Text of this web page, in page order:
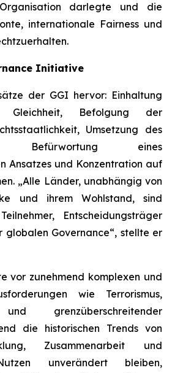
darlegte und die
internationale Fairness und
Initiative
der GGI hervor: Einhaltung
Gleichheit, Befolgung der
Umsetzung des
Befürwortung eines
Ansatzes und Konzentration auf
„Alle Länder, unabhängig von
und ihrem Wohlstand, sind
Entscheidungsträger
globalen Governance“, stellte er
vor zunehmend komplexen und
wie Terrorismus,
grenzüberschreitender
die historischen Trends von
Zusammenarbeit und
unverändert bleiben,